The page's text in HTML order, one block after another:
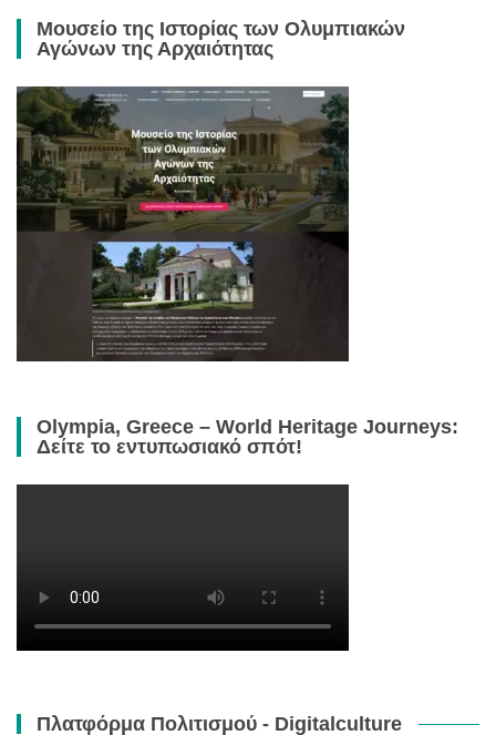
Μουσείο της Ιστορίας των Ολυμπιακών
Αγώνων της Αρχαιότητας
Olympia, Greece – World Heritage Journeys:
Δείτε το εντυπωσιακό σπότ!
Πλατφόρμα Πολιτισμού - Digitalculture